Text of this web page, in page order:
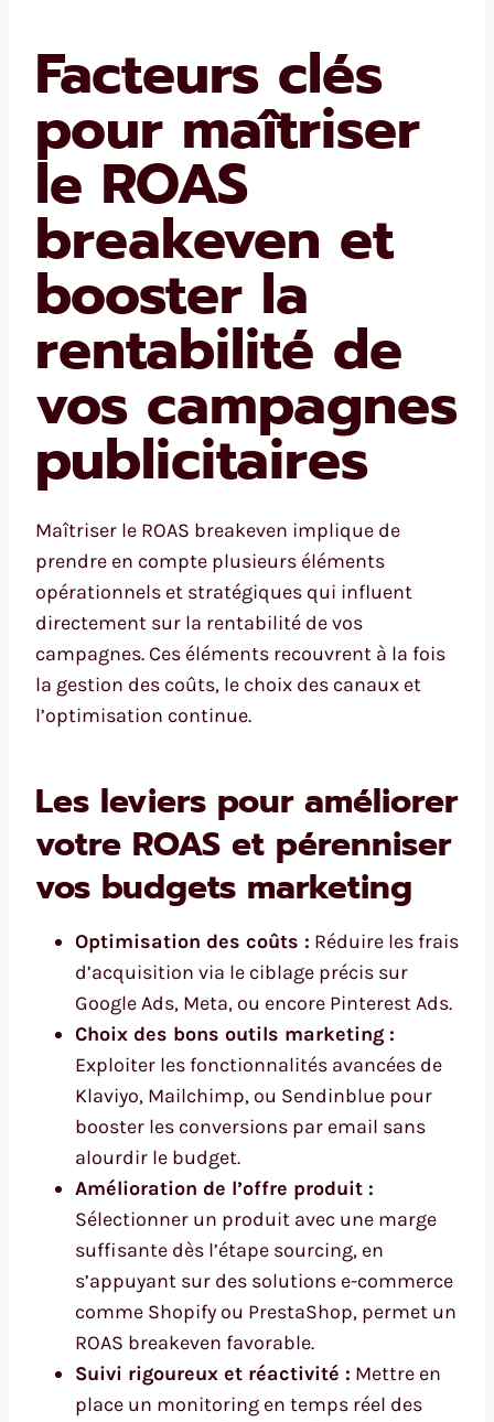
Facteurs clés
pour maîtriser
le ROAS
breakeven et
booster la
rentabilité de
vos campagnes
publicitaires
Maîtriser le ROAS breakeven implique de
prendre en compte plusieurs éléments
opérationnels et stratégiques qui influent
directement sur la rentabilité de vos
campagnes. Ces éléments recouvrent à la fois
la gestion des coûts, le choix des canaux et
l’optimisation continue.
Les leviers pour améliorer
votre ROAS et pérenniser
vos budgets marketing
Optimisation des coûts : Réduire les frais
d’acquisition via le ciblage précis sur
Google Ads, Meta, ou encore Pinterest Ads.
Choix des bons outils marketing :
Exploiter les fonctionnalités avancées de
Klaviyo, Mailchimp, ou Sendinblue pour
booster les conversions par email sans
alourdir le budget.
Amélioration de l’offre produit :
Sélectionner un produit avec une marge
suffisante dès l’étape sourcing, en
s’appuyant sur des solutions e-commerce
comme Shopify ou PrestaShop, permet un
ROAS breakeven favorable.
Suivi rigoureux et réactivité : Mettre en
place un monitoring en temps réel des